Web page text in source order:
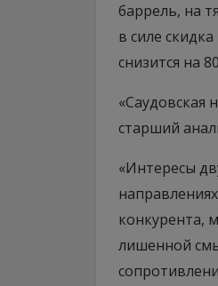
баррель, на
в силе
снизится на
«Саудовская
старший
«Интересы
конкурента,
лишенной